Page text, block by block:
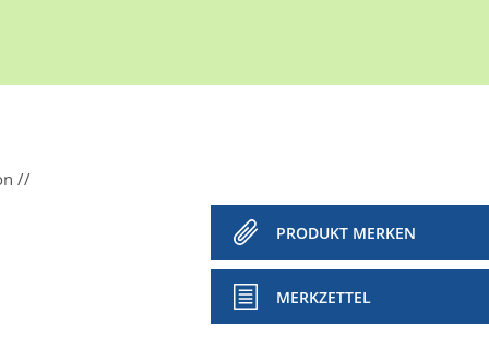
PRODUKT MERKEN
MERKZETTEL